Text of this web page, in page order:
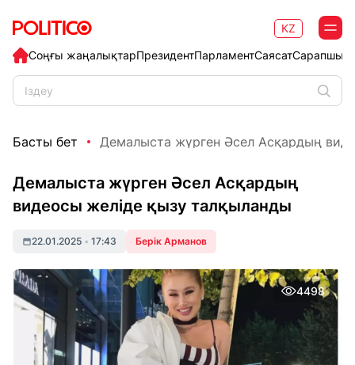
Соңғы жаңалықтарПрезидентПарламентСаясат
KZ
Басты бет Демалыста жүрген Әсел Асқардың
Демалыста жүрген Әсел Асқардың
видеосы желіде қызу талқыланды
22.01.2025 • 17:43 Берік Арманов
4498